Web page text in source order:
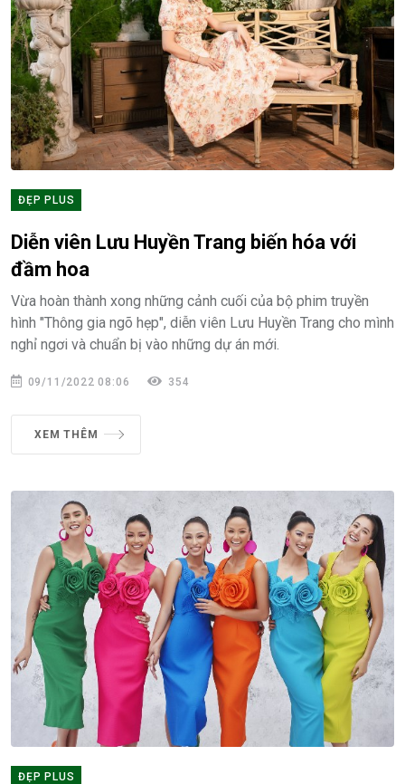
ĐẸP PLUS
Diễn viên Lưu Huyền Trang biến hóa với
đầm hoa
Vừa hoàn thành xong những cảnh cuối của bộ phim truyền
hình "Thông gia ngõ hẹp", diễn viên Lưu Huyền Trang cho mình
nghỉ ngơi và chuẩn bị vào những dự án mới.
09/11/2022 08:06 354
XEM THÊM
ĐẸP PLUS